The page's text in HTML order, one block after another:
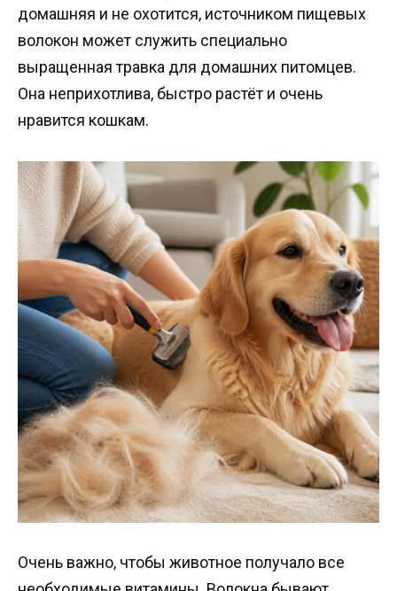
домашняя и не охотится, источником пищевых
волокон может служить специально
выращенная травка для домашних питомцев.
Она неприхотлива, быстро растёт и очень
нравится кошкам.
Очень важно, чтобы животное получало все